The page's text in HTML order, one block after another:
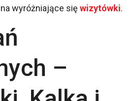
wyróżniające się wizytówki.
–